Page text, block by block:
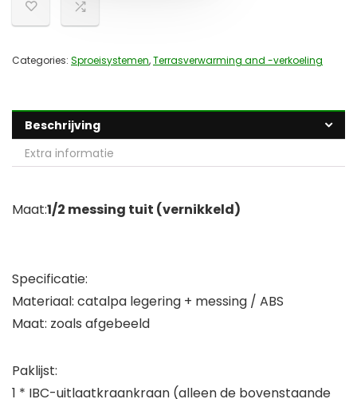
Categories: Sproeisystemen,Terrasverwarming and -verkoeling
Beschrijving
Extra informatie
Maat:1/2 messing tuit (vernikkeld)
Specificatie:
Materiaal: catalpa legering + messing / ABS
Maat: zoals afgebeeld
Paklijst:
1 * IBC-uitlaatkraankraan (alleen de bovenstaande